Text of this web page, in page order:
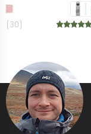
(30)